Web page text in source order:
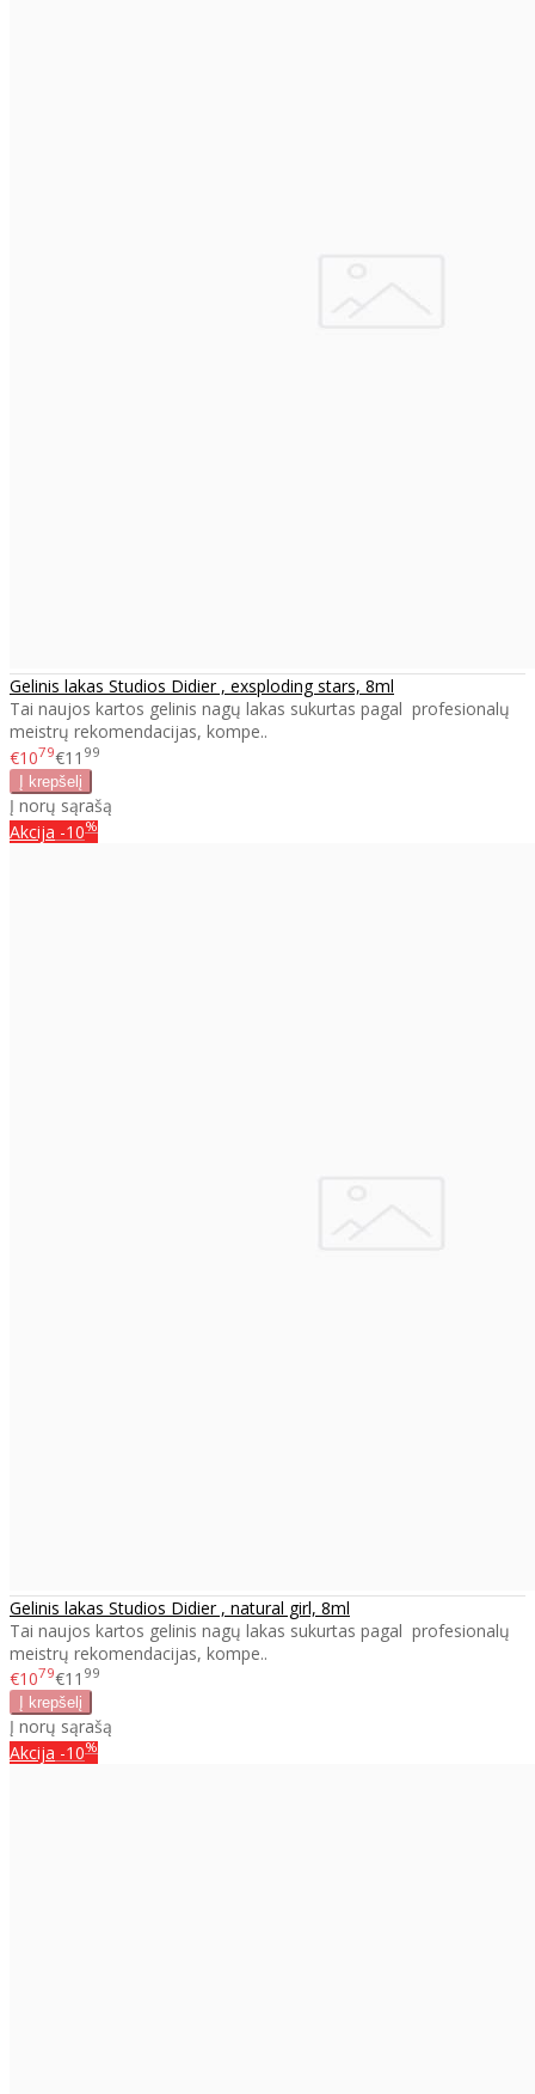
Gelinis lakas Studios Didier , exsploding stars, 8ml
Tai naujos kartos gelinis nagų lakas sukurtas pagal profesionalų
meistrų rekomendacijas, kompe..
€1079€11 99
Į norų sąrašą
Akcija -10%
Gelinis lakas Studios Didier , natural girl, 8ml
Tai naujos kartos gelinis nagų lakas sukurtas pagal profesionalų
meistrų rekomendacijas, kompe..
€1079€11 99
Į norų sąrašą
Akcija -10%